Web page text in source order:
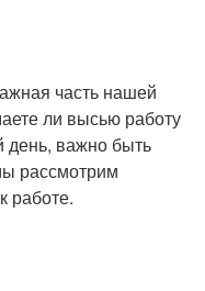
часть нашей
ли высью работу
день, важно быть
рассмотрим
работе.